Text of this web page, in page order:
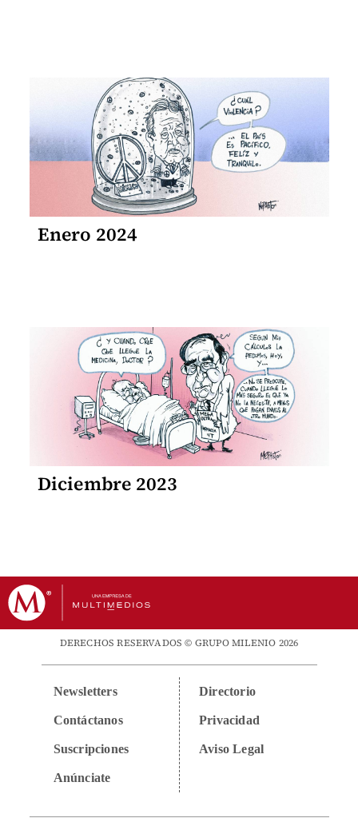
Enero 2024
Diciembre 2023
DERECHOS RESERVADOS © GRUPO MILENIO 2026
Newsletters
Contáctanos
Suscripciones
Anúnciate
Directorio
Privacidad
Aviso Legal